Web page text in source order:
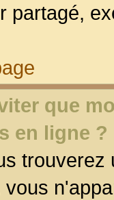
partagé,
que
en ligne ?
vous